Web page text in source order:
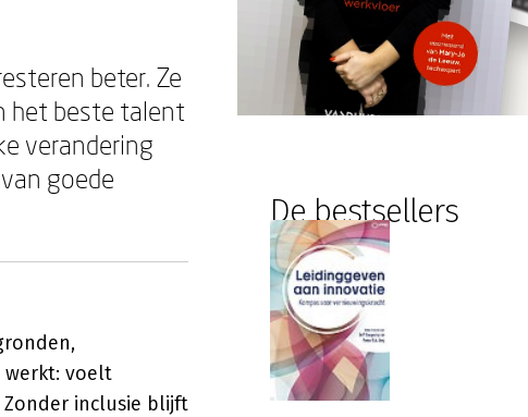
beter. Ze
het beste talent
verandering
goede
werkt: voelt
inclusie blijft
De bestsellers